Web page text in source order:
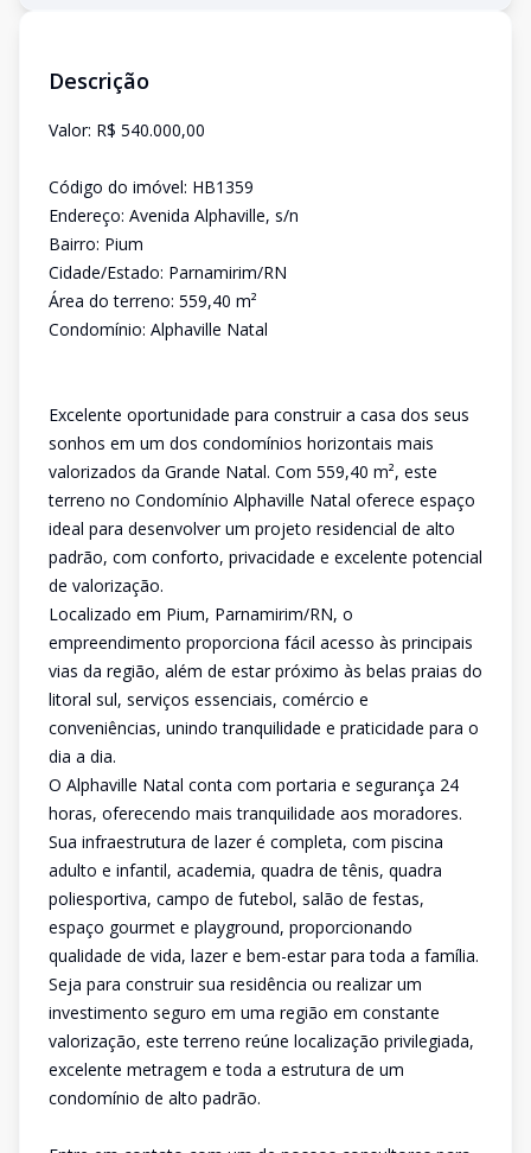
Descrição
Valor: R$ 540.000,00
Código do imóvel: HB1359
Endereço: Avenida Alphaville, s/n
Bairro: Pium
Cidade/Estado: Parnamirim/RN
Área do terreno: 559,40 m²
Condomínio: Alphaville Natal
Excelente oportunidade para construir a casa dos seus
sonhos em um dos condomínios horizontais mais
valorizados da Grande Natal. Com 559,40 m², este
terreno no Condomínio Alphaville Natal oferece espaço
ideal para desenvolver um projeto residencial de alto
padrão, com conforto, privacidade e excelente potencial
de valorização.
Localizado em Pium, Parnamirim/RN, o
empreendimento proporciona fácil acesso às principais
vias da região, além de estar próximo às belas praias do
litoral sul, serviços essenciais, comércio e
conveniências, unindo tranquilidade e praticidade para o
dia a dia.
O Alphaville Natal conta com portaria e segurança 24
horas, oferecendo mais tranquilidade aos moradores.
Sua infraestrutura de lazer é completa, com piscina
adulto e infantil, academia, quadra de tênis, quadra
poliesportiva, campo de futebol, salão de festas,
espaço gourmet e playground, proporcionando
qualidade de vida, lazer e bem-estar para toda a família.
Seja para construir sua residência ou realizar um
investimento seguro em uma região em constante
valorização, este terreno reúne localização privilegiada,
excelente metragem e toda a estrutura de um
condomínio de alto padrão.